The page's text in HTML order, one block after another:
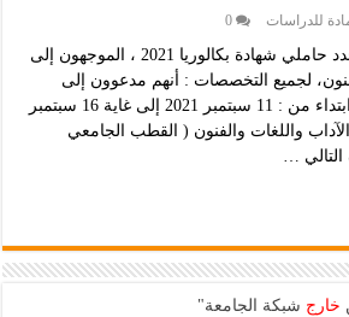
للدراسات 0
ليكن في علم الطلبة الجدد حاملي شهادة بكالوريا 2021 ، الموجهون إلى
لجميع التخصصات : أنهم مدعوون إلى
التقدم للتسجيل النهائي ابتداء من : 11 سبتمبر 2021 إلى غاية 16 سبتمبر
الآداب واللغات والفنون ( القطب الجامعي
التالي …
خارج شبكة الجامعة"